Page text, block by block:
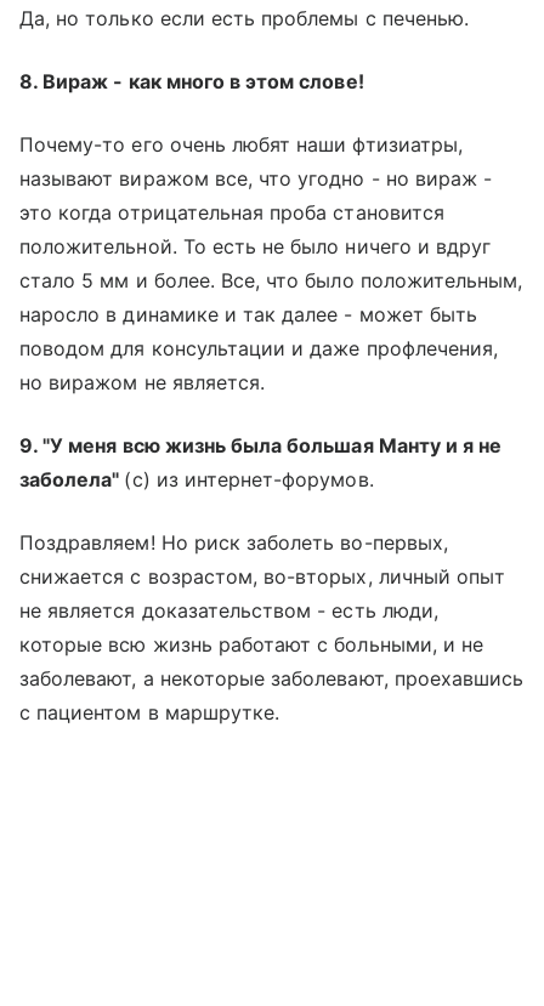
Да, но только если есть проблемы с печенью.
8. Вираж - как много в этом слове!
Почему-то его очень любят наши фтизиатры,
называют виражом все, что угодно - но вираж -
это когда отрицательная проба становится
положительной. То есть не было ничего и вдруг
стало 5 мм и более. Все, что было положительным,
наросло в динамике и так далее - может быть
поводом для консультации и даже профлечения,
но виражом не является.
9. "У меня всю жизнь была большая Манту и я не
заболела" (с) из интернет-форумов.
Поздравляем! Но риск заболеть во-первых,
снижается с возрастом, во-вторых, личный опыт
не является доказательством - есть люди,
которые всю жизнь работают с больными, и не
заболевают, а некоторые заболевают, проехавшись
с пациентом в маршрутке.